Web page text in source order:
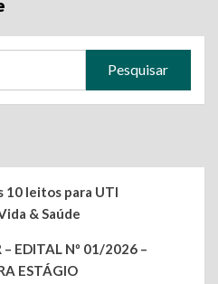
10 leitos para UTI
& Saúde
– EDITAL Nº 01/2026 –
ESTÁGIO